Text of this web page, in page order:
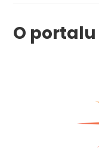
O portalu